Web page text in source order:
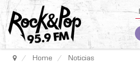
Home Noticias